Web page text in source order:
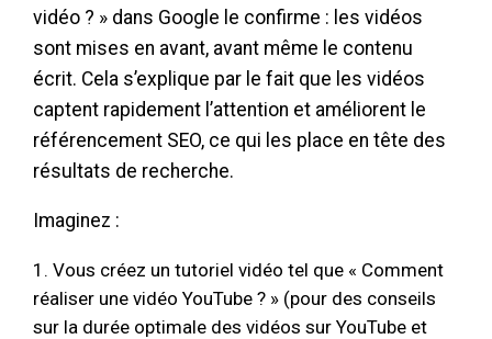
vidéo ? » dans Google le confirme : les vidéos
sont mises en avant, avant même le contenu
écrit. Cela s’explique par le fait que les vidéos
captent rapidement l’attention et améliorent le
référencement SEO, ce qui les place en tête des
résultats de recherche.
Imaginez :
Vous créez un tutoriel vidéo tel que « Comment
réaliser une vidéo YouTube ? » (pour des conseils
sur la durée optimale des vidéos sur YouTube et